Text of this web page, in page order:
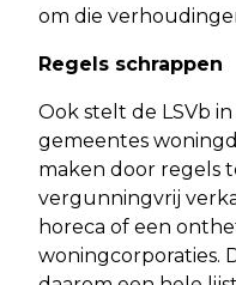
om die
Regels schrappen
Ook stelt de LSVb
gemeentes
maken door regels
vergunningvrij
horeca of een
woningcorporaties.